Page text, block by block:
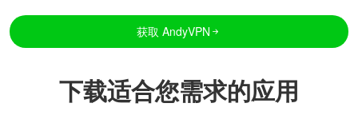
获取 AndyVPN
下载适合您需求的应用